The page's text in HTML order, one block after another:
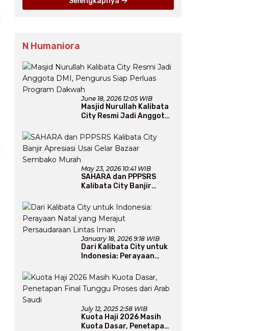
N Humaniora
June 18, 2026 12:05 WIB
Masjid Nurullah Kalibata
City Resmi Jadi Anggota
Perluas Program Dakwah
May 23, 2026 10:41 WIB
SAHARA dan PPPSRS
Kalibata City Banjir
Bazaar Sembako Murah
January 18, 2026 9:18 WIB
Dari Kalibata City untuk
Indonesia: Perayaan
Persaudaraan Lintas
Iman
July 12, 2025 2:58 WIB
Kuota Haji 2026 Masih
Kuota Dasar, Penetapan